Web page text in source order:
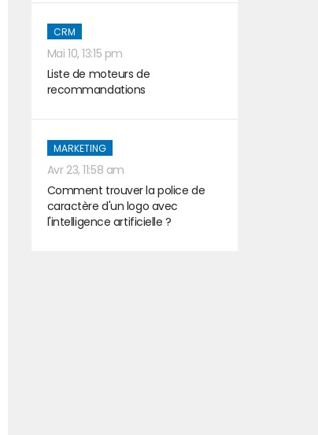
CRM
Mai 10, 13:15 pm
Liste de moteurs de
recommandations
MARKETING
Avr 23, 11:58 am
Comment trouver la police de
caractère d'un logo avec
l'intelligence artificielle ?